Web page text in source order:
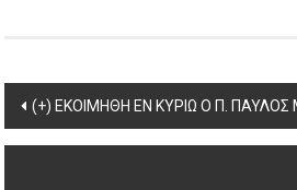
Post
navigation
(+) ΕΚΟΙΜΗΘΗ ΕΝ ΚΥΡΙΩ Ο Π.